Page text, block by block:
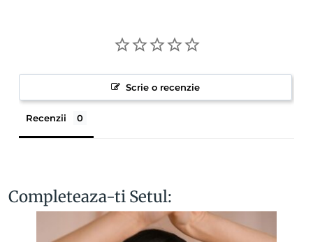
Scrie o recenzie
Recenzii
Completeaza-ti Setul: